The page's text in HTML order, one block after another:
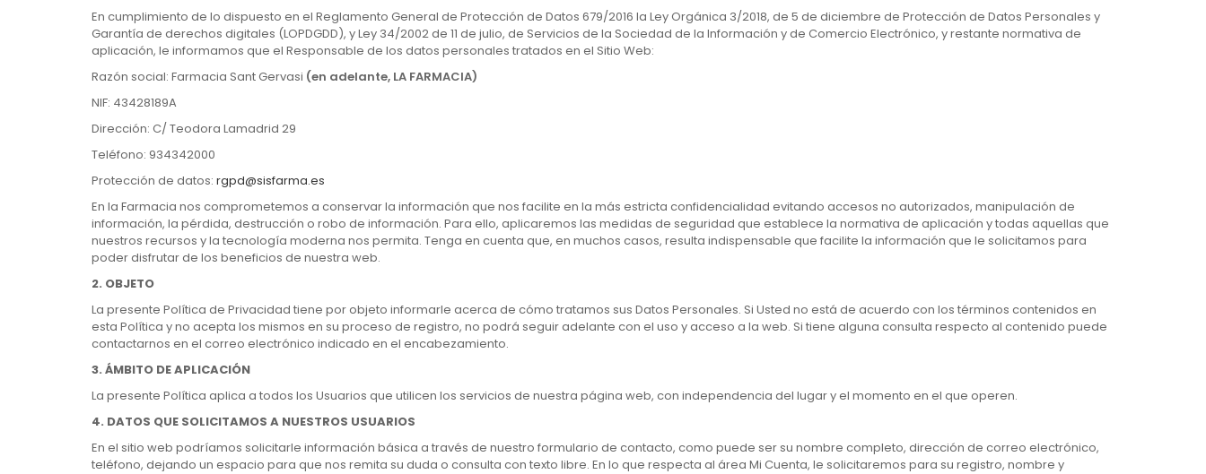
En cumplimiento de lo dispuesto en el Reglamento General de Protección de Datos 679/2016 la Ley Orgánica 3/2018, de 5 de diciembre de Protección de Datos Personales y
Garantía de derechos digitales (LOPDGDD), y Ley 34/2002 de 11 de julio, de Servicios de la Sociedad de la Información y de Comercio Electrónico, y restante normativa de
aplicación, le informamos que el Responsable de los datos personales tratados en el Sitio Web:
Razón social: Farmacia Sant Gervasi (en adelante, LA FARMACIA)
NIF: 43428189A
Dirección: C/ Teodora Lamadrid 29
Teléfono: 934342000
Protección de datos: rgpd@sisfarma.es
En la Farmacia nos comprometemos a conservar la información que nos facilite en la más estricta confidencialidad evitando accesos no autorizados, manipulación de
información, la pérdida, destrucción o robo de información. Para ello, aplicaremos las medidas de seguridad que establece la normativa de aplicación y todas aquellas que
nuestros recursos y la tecnología moderna nos permita. Tenga en cuenta que, en muchos casos, resulta indispensable que facilite la información que le solicitamos para
poder disfrutar de los beneficios de nuestra web.
2. OBJETO
La presente Política de Privacidad tiene por objeto informarle acerca de cómo tratamos sus Datos Personales. Si Usted no está de acuerdo con los términos contenidos en
esta Política y no acepta los mismos en su proceso de registro, no podrá seguir adelante con el uso y acceso a la web. Si tiene alguna consulta respecto al contenido puede
contactarnos en el correo electrónico indicado en el encabezamiento.
3. ÁMBITO DE APLICACIÓN
La presente Política aplica a todos los Usuarios que utilicen los servicios de nuestra página web, con independencia del lugar y el momento en el que operen.
4. DATOS QUE SOLICITAMOS A NUESTROS USUARIOS
En el sitio web podríamos solicitarle información básica a través de nuestro formulario de contacto, como puede ser su nombre completo, dirección de correo electrónico,
teléfono, dejando un espacio para que nos remita su duda o consulta con texto libre. En lo que respecta al área Mi Cuenta, le solicitaremos para su registro, nombre y